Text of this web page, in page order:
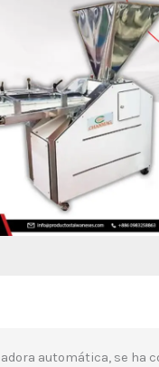
automática, se ha